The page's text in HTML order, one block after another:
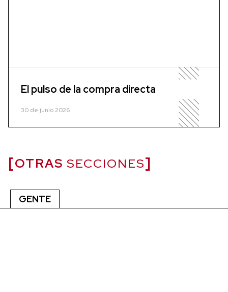
El pulso de la compra directa
30 de junio 2026
OTRAS SECCIONES
GENTE